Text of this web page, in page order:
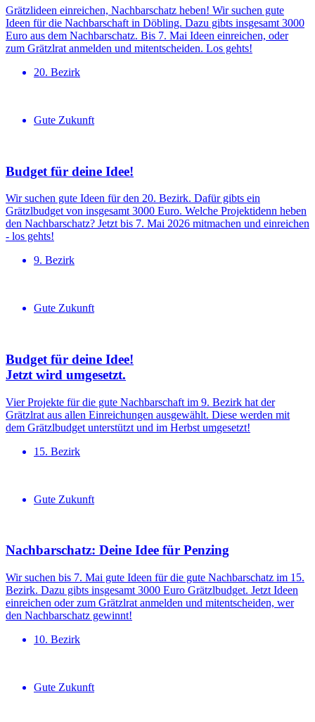
Grätzlideen einreichen, Nachbarschatz heben! Wir suchen gute
Ideen für die Nachbarschaft in Döbling. Dazu gibts insgesamt 3000
Euro aus dem Nachbarschatz. Bis 7. Mai Ideen einreichen, oder
zum Grätzlrat anmelden und mitentscheiden. Los gehts!
20. Bezirk
Gute Zukunft
Budget für deine Idee!
Wir suchen gute Ideen für den 20. Bezirk. Dafür gibts ein
Grätzlbudget von insgesamt 3000 Euro. Welche Projektidenn heben
den Nachbarschatz? Jetzt bis 7. Mai 2026 mitmachen und einreichen
- los gehts!
9. Bezirk
Gute Zukunft
Budget für deine Idee!
Jetzt wird umgesetzt.
Vier Projekte für die gute Nachbarschaft im 9. Bezirk hat der
Grätzlrat aus allen Einreichungen ausgewählt. Diese werden mit
dem Grätzlbudget unterstützt und im Herbst umgesetzt!
15. Bezirk
Gute Zukunft
Nachbar­schatz: Deine Idee für Penzing
Wir suchen bis 7. Mai gute Ideen für die gute Nachbarschatz im 15.
Bezirk. Dazu gibts insgesamt 3000 Euro Grätzlbudget. Jetzt Ideen
einreichen oder zum Grätzlrat anmelden und mitentscheiden, wer
den Nachbarschatz gewinnt!
10. Bezirk
Gute Zukunft